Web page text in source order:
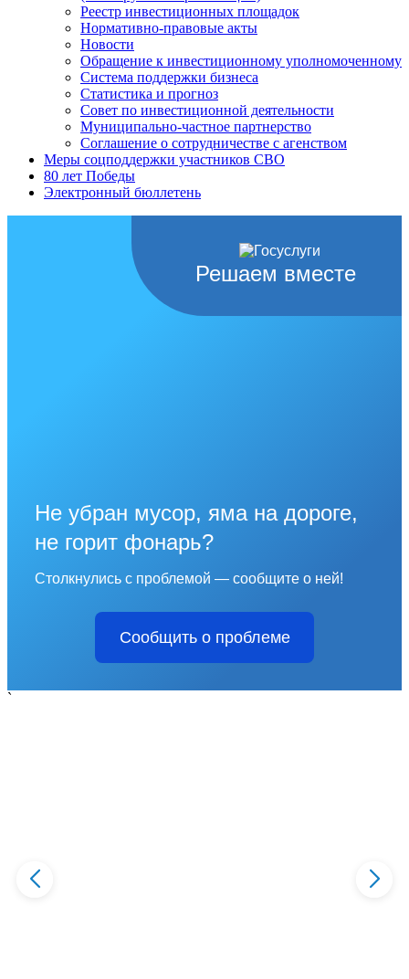
Реестр инвестиционных площадок
Нормативно-правовые акты
Новости
Обращение к инвестиционному уполномоченному
Система поддержки бизнеса
Статистика и прогноз
Совет по инвестиционной деятельности
Муниципально-частное партнерство
Соглашение о сотрудничестве с агенством
Меры соцподдержки участников СВО
80 лет Победы
Электронный бюллетень
Решаем вместе
Не убран мусор, яма на дороге,
не горит фонарь?
Столкнулись с проблемой — сообщите о ней!
Сообщить о проблеме
`